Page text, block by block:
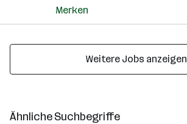
Merken
Weitere Jobs anzeigen
Ähnliche Suchbegriffe